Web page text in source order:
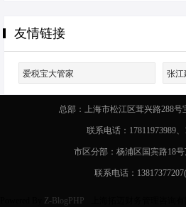
友情链接
爱税宝大管家 张江
总部：上海市松江区茸兴路288号
联系电话：17811973989、
市区分部：杨浦区国宾路18
联系电话：
Z-BlogPHP